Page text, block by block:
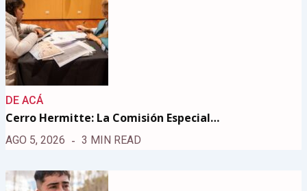
DE ACÁ
Cerro Hermitte: La Comisión Especial…
AGO 5, 2026 3 MIN READ